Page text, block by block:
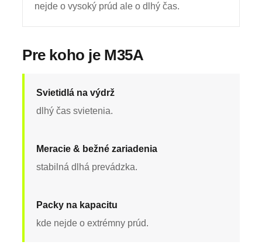
nejde o vysoký prúd ale o dlhý čas.
Pre koho je M35A
Svietidlá na výdrž
dlhý čas svietenia.
Meracie & bežné zariadenia
stabilná dlhá prevádzka.
Packy na kapacitu
kde nejde o extrémny prúd.